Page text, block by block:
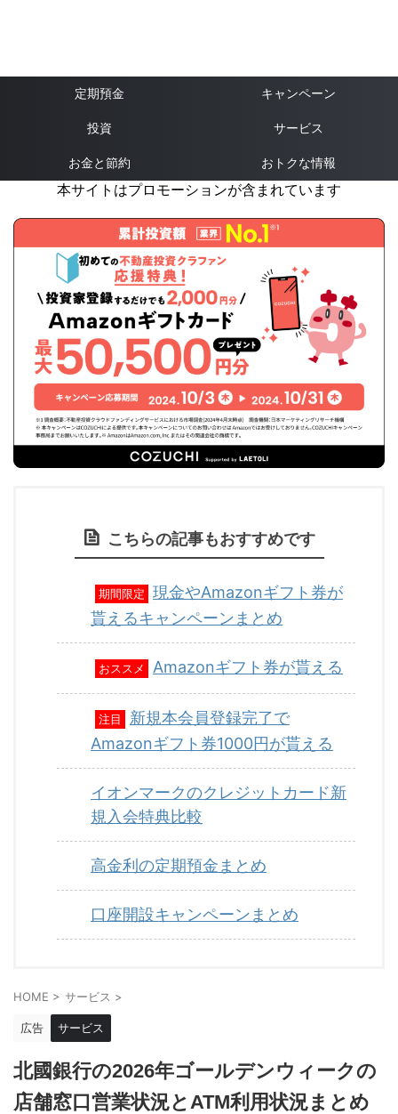
定期預金 キャンペーン
投資 サービス
お金と節約 おトクな情報
本サイトはプロモーションが含まれています
こちらの記事もおすすめです
期間限定
現金やAmazonギフト券が
貰えるキャンペーンまとめ
おススメ Amazonギフト券が貰える
注目
新規本会員登録完了で
Amazonギフト券1000円が貰える
イオンマークのクレジットカード新
規入会特典比較
高金利の定期預金まとめ
口座開設キャンペーンまとめ
HOME > サービス >
広告 サービス
北國銀行の2026年ゴールデンウィークの
店舗窓口営業状況とATM利用状況まとめ